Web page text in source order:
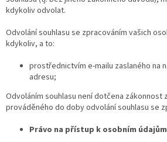
kdykoliv odvolat.
Odvolání souhlasu se zpracováním vašich
kdykoliv, a to:
prostřednictvím e-mailu zaslaného na
adresu;
Odvoláním souhlasu není dotčena zákonnost
prováděného do doby odvolání souhlasu se
Právo na přístup k osobním údajům